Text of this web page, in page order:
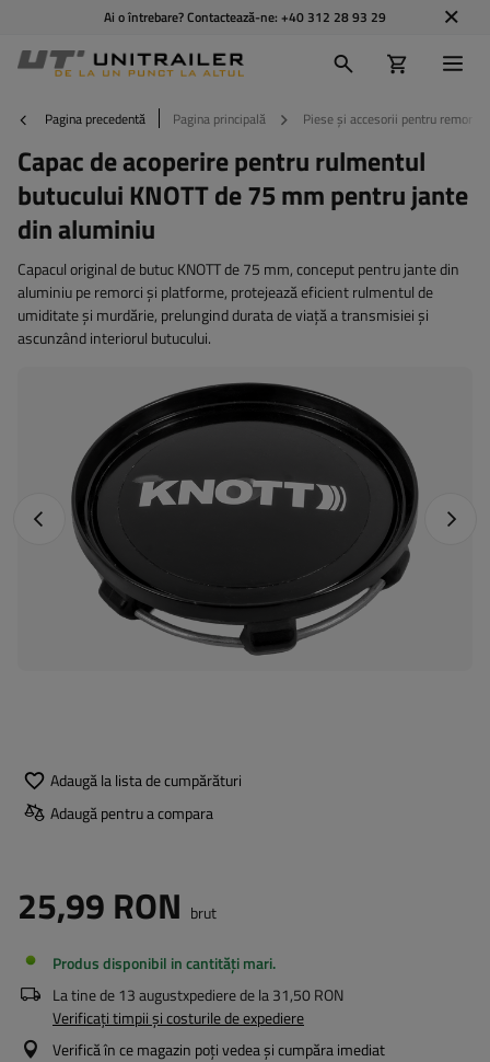
Ai o întrebare? Contactează-ne: +40 312 28 93 29
Pagina precedentă Pagina principală Piese și accesorii pentru remorci
Capac de acoperire pentru rulmentul
butucului KNOTT de 75 mm pentru jante
din aluminiu
Capacul original de butuc KNOTT de 75 mm, conceput pentru jante din
aluminiu pe remorci și platforme, protejează eficient rulmentul de
umiditate și murdărie, prelungind durata de viață a transmisiei și
ascunzând interiorul butucului.
Fotografia anterioară
Adaugă la lista de cumpărături
Adaugă pentru a compara
25,99 RON brut
Produs disponibil in cantități mari
La tine de13 augustxpediere de la31,50 RON
Verificați timpii și costurile de expediere
Verifică în ce magazin poți vedea și cumpăra imediat